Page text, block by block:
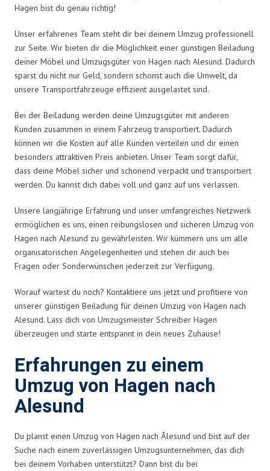
Hagen bist du genau richtig!
Unser erfahrenes Team steht dir bei deinem Umzug professionell
zur Seite. Wir bieten dir die Möglichkeit einer günstigen Beiladung
deiner Möbel und Umzugsgüter von Hagen nach Alesund. Dadurch
sparst du nicht nur Geld, sondern schonst auch die Umwelt, da
unsere Transportfahrzeuge effizient ausgelastet sind.
Bei der Beiladung werden deine Umzugsgüter mit anderen
Kunden zusammen in einem Fahrzeug transportiert. Dadurch
können wir die Kosten auf alle Kunden verteilen und dir einen
besonders attraktiven Preis anbieten. Unser Team sorgt dafür,
dass deine Möbel sicher und schonend verpackt und transportiert
werden. Du kannst dich dabei voll und ganz auf uns verlassen.
Unsere langjährige Erfahrung und unser umfangreiches Netzwerk
ermöglichen es uns, einen reibungslosen und sicheren Umzug von
Hagen nach Alesund zu gewährleisten. Wir kümmern uns um alle
organisatorischen Angelegenheiten und stehen dir auch bei
Fragen oder Sonderwünschen jederzeit zur Verfügung.
Worauf wartest du noch? Kontaktiere uns jetzt und profitiere von
unserer günstigen Beiladung für deinen Umzug von Hagen nach
Alesund. Lass dich von Umzugsmeister Schreiber Hagen
überzeugen und starte entspannt in dein neues Zuhause!
Erfahrungen zu einem
Umzug von Hagen nach
Alesund
Du planst einen Umzug von Hagen nach Ålesund und bist auf der
Suche nach einem zuverlässigen Umzugsunternehmen, das dich
bei deinem Vorhaben unterstützt? Dann bist du bei